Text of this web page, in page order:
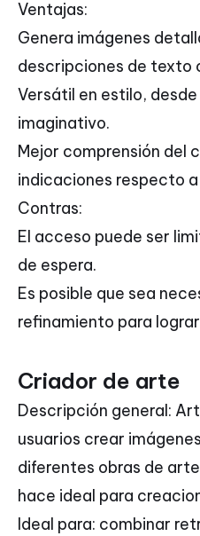
Ventajas:
Genera imágenes
descripciones de texto
Versátil en estilo,
imaginativo.
Mejor comprensión del
indicaciones respecto
Contras:
El acceso puede ser
de espera.
Es posible que sea
refinamiento para
Criador de arte
Descripción general:
usuarios crear
diferentes obras de
hace ideal para
Ideal para: combinar